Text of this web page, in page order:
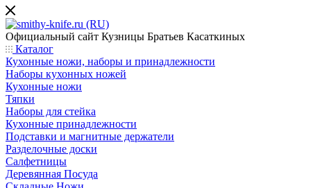
Официальный сайт Кузницы Братьев Касаткиных
Каталог
Кухонные ножи, наборы и принадлежности
Наборы кухонных ножей
Кухонные ножи
Тяпки
Наборы для стейка
Кухонные принадлежности
Подставки и магнитные держатели
Разделочные доски
Салфетницы
Деревянная Посуда